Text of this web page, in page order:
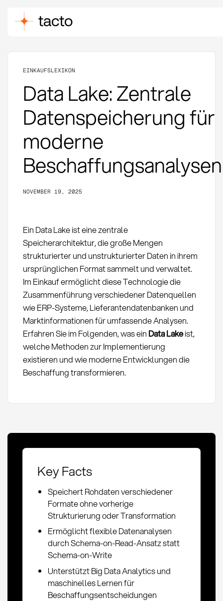
EINKAUFSLEXIKON
Data Lake: Zentrale
Datenspeicherung für
moderne
Beschaffungsanalysen
NOVEMBER 19, 2025
Ein Data Lake ist eine zentrale
Speicherarchitektur, die große Mengen
strukturierter und unstrukturierter Daten in ihrem
ursprünglichen Format sammelt und verwaltet.
Im Einkauf ermöglicht diese Technologie die
Zusammenführung verschiedener Datenquellen
wie ERP-Systeme, Lieferantendatenbanken und
Marktinformationen für umfassende Analysen.
Erfahren Sie im Folgenden, was ein Data Lakeist,
welche Methoden zur Implementierung
existieren und wie moderne Entwicklungen die
Beschaffung transformieren.
Key Facts
Speichert Rohdaten verschiedener
Formate ohne vorherige
Strukturierung oder Transformation
Ermöglicht flexible Datenanalysen
durch Schema-on-Read-Ansatz statt
Schema-on-Write
Unterstützt Big Data Analytics und
maschinelles Lernen für
Beschaffungsentscheidungen